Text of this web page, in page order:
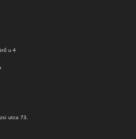
u 4
utca 73.